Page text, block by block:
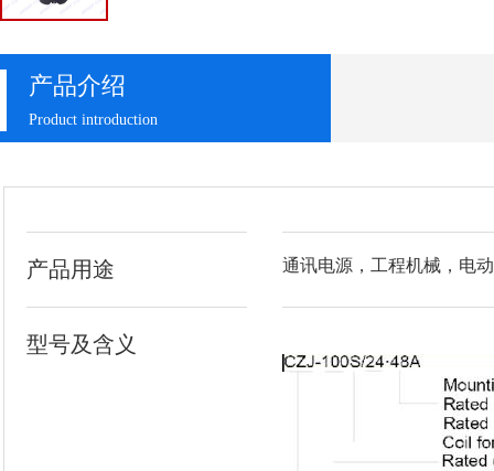
产品介绍
Product introduction
产品用途 通讯电源，工程机械，电
型号及含义